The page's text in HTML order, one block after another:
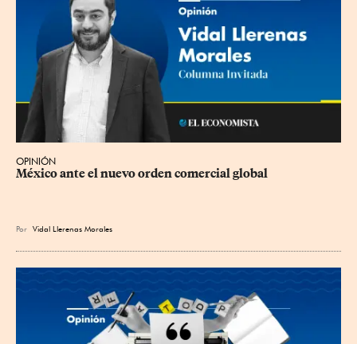
OPINIÓN
México ante el nuevo orden comercial global
Por Vidal Llerenas Morales